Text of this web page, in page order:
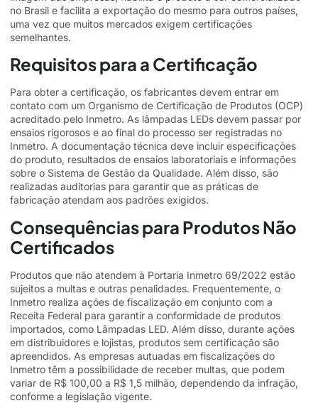
no Brasil e facilita a exportação do mesmo para outros países,
uma vez que muitos mercados exigem certificações
semelhantes.
Requisitos para a Certificação
Para obter a certificação, os fabricantes devem entrar em
contato com um Organismo de Certificação de Produtos (OCP)
acreditado pelo Inmetro. As lâmpadas LEDs devem passar por
ensaios rigorosos e ao final do processo ser registradas no
Inmetro. A documentação técnica deve incluir especificações
do produto, resultados de ensaios laboratoriais e informações
sobre o Sistema de Gestão da Qualidade. Além disso, são
realizadas auditorias para garantir que as práticas de
fabricação atendam aos padrões exigidos.
Consequências para Produtos Não
Certificados
Produtos que não atendem à Portaria Inmetro 69/2022 estão
sujeitos a multas e outras penalidades. Frequentemente, o
Inmetro realiza ações de fiscalização em conjunto com a
Receita Federal para garantir a conformidade de produtos
importados, como Lâmpadas LED. Além disso, durante ações
em distribuidores e lojistas, produtos sem certificação são
apreendidos. As empresas autuadas em fiscalizações do
Inmetro têm a possibilidade de receber multas, que podem
variar de R$ 100,00 a R$ 1,5 milhão, dependendo da infração,
conforme a legislação vigente.